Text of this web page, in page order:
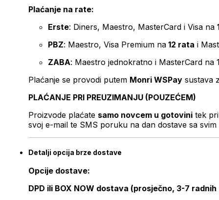
Plaćanje na rate:
Erste: Diners, Maestro, MasterCard i Visa na
PBZ: Maestro, Visa Premium na 12 rata i
ZABA: Maestro jednokratno i MasterCard na
Plaćanje se provodi putem Monri WSPay sustava
PLAĆANJE PRI PREUZIMANJU (POUZEĆEM)
Proizvode plaćate samo novcem u gotovini tek
svoj e-mail te SMS poruku na dan dostave sa svim
Detalji opcija brze dostave
Opcije dostave:
DPD ili BOX NOW dostava (prosječno, 3-7 radnih